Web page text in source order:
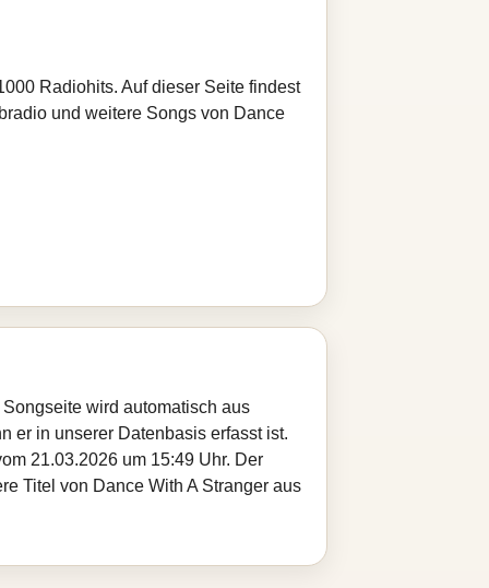
Radiohits. Auf dieser Seite findest
und weitere Songs von Dance
wird automatisch aus
er in unserer Datenbasis erfasst ist.
21.03.2026 um 15:49 Uhr. Der
Titel von Dance With A Stranger aus